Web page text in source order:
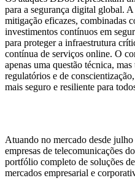
para a segurança digital global.
mitigação eficazes, combinadas
investimentos contínuos em
para proteger a infraestrutura
contínua de serviços online. O
apenas uma questão técnica,
regulatórios e de
mais seguro e resiliente para
Atuando no mercado desde
empresas de telecomunicações
portfólio completo de soluções
mercados empresarial e